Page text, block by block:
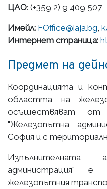
ЦАО: (+359 2) 9 409 507
Имейл: FOffice@iaja.bg
Интернет страница:
Предмет на
Координацията и
областта на
осъществяват от
"Железопътна
София и с
Изпълнителната
администрация" е
железопътния